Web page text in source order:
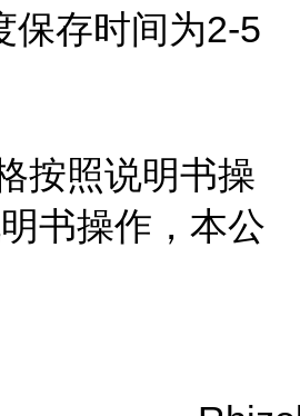
保存时间为2-5
按照说明书操
书操作，本公